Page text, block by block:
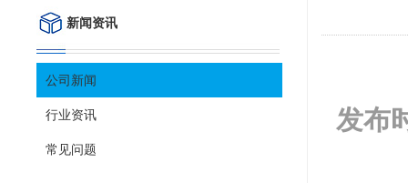
发布
新闻资讯
公司新闻
行业资讯
常见问题